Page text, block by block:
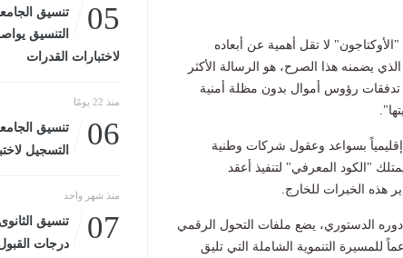
لا تقل أهمية عن أبعاده
يضمنه هذا الصرح، هو الرسالة الأكثر
تدفقات رؤوس أموال بدون مظلة أمنية
إقليمياً بسواعد وعقول شركات وطنية
"الكود المعرفي" لتنفيذ أعقد
هذه الخبرات للخارج.
دوره الدستوري، يضع ملفات التحول الرقمي
للمسيرة التنموية الشاملة التي تليق
05
التنسيق
لاختبارات القدرات
منذ 22 يومًا
06
التسجيل
منذ شهر واحد
07
درجات القبول في